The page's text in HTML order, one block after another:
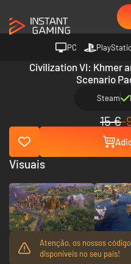
PC
Civilization VI: Khmer
Scenario
Steam
15 €-
Atenção, os nossos
disponíveis no seu país!
Visuais